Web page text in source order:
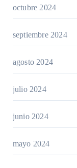
octubre 2024
septiembre 2024
agosto 2024
julio 2024
junio 2024
mayo 2024